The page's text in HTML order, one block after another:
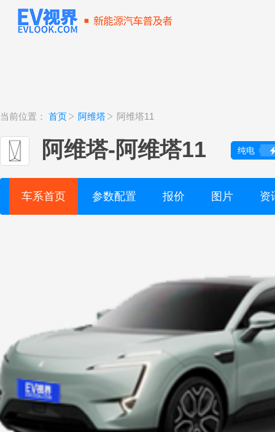
当前位置： 首页 阿维塔 阿维塔11
阿维塔-阿维塔11 纯电
车系首页 参数配置 报价 图片 资